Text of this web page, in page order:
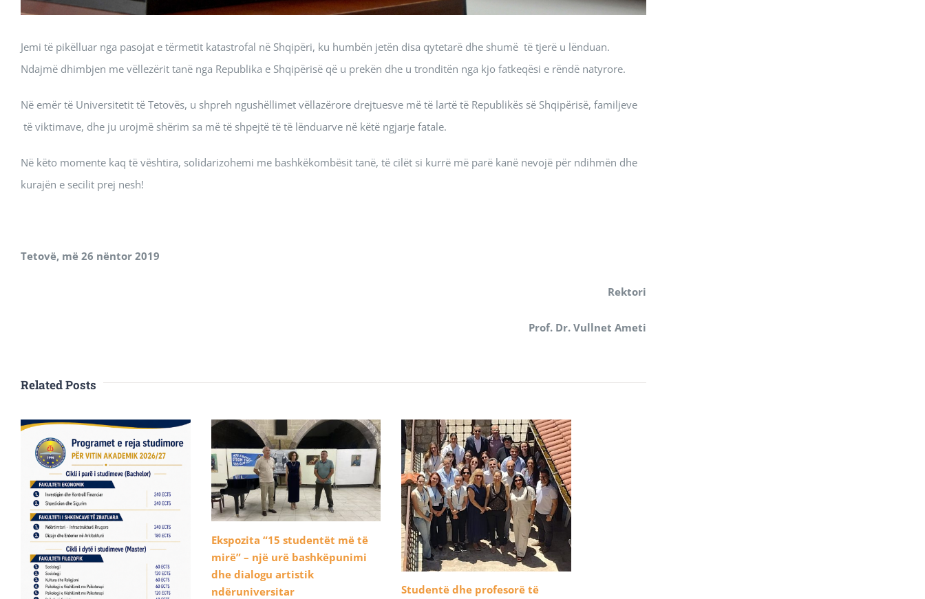
Jemi të pikëlluar nga pasojat e tërmetit katastrofal në Shqipëri, ku humbën jetën disa qytetarë dhe shumë të tjerë u lënduan.
Ndajmë dhimbjen me vëllezërit tanë nga Republika e Shqipërisë që u prekën dhe u tronditën nga kjo fatkeqësi e rëndë natyrore.
Në emër të Universitetit të Tetovës, u shpreh ngushëllimet vëllazërore drejtuesve më të lartë të Republikës së Shqipërisë, familjeve
të viktimave, dhe ju urojmë shërim sa më të shpejtë të të lënduarve në këtë ngjarje fatale.
Në këto momente kaq të vështira, solidarizohemi me bashkëkombësit tanë, të cilët si kurrë më parë kanë nevojë për ndihmën dhe
kurajën e secilit prej nesh!
Tetovë, më 26 nëntor 2019
Rektori
Prof. Dr. Vullnet Ameti
Related Posts
Ekspozita “15 studentët më të
mirë” – një urë bashkëpunimi
dhe dialogu artistik
ndëruniversitar
Studentë dhe profesorë të